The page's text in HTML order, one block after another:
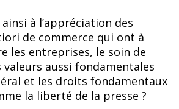
à l’appréciation des
de commerce qui ont à
les entreprises, le soin de
aussi fondamentales
et les droits fondamentaux
la liberté de la presse ?